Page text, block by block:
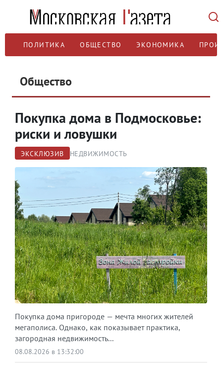
ПОЛИТИКА ОБЩЕСТВО ЭКОНОМИКА
Общество
Покупка дома в Подмосковье:
риски и ловушки
ЭКСКЛЮЗИВ НЕДВИЖИМОСТЬ
Покупка дома пригороде — мечта многих жителей
мегаполиса. Однако, как показывает практика,
загородная недвижимость...
08.08.2026 в 13:32:00